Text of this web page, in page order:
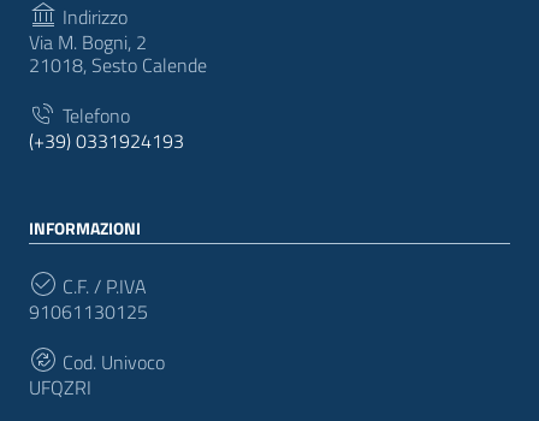
Indirizzo
Via M. Bogni, 2
21018, Sesto Calende
Telefono
(+39) 0331924193
INFORMAZIONI
C.F. / P.IVA
91061130125
Cod. Univoco
UFQZRI